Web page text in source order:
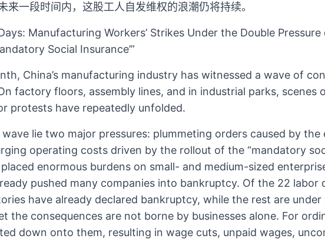
来一段时间内，这股工人自发维权的浪潮仍将持续。
Manufacturing Workers’ Strikes Under the Double
Social Insurance’”
China’s manufacturing industry has witnessed a wave of
factory floors, assembly lines, and in industrial parks, scenes
protests have repeatedly unfolded.
lie two major pressures: plummeting orders caused by the
operating costs driven by the rollout of the “mandatory
enormous burdens on small- and medium-sized
pushed many companies into bankruptcy. Of the 22 labor
have already declared bankruptcy, while the rest are under
the consequences are not borne by businesses alone. For
down onto them, resulting in wage cuts, unpaid wages,